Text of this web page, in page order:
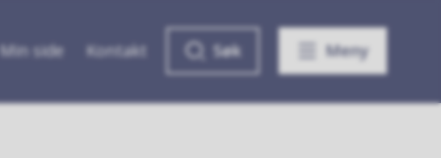
Min side Kontakt Søk Meny